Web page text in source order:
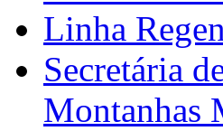
Linha
Secretária
Montanhas